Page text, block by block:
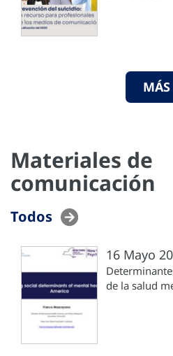
MÁS
Materiales de
comunicación
Todos
16 Mayo
de la salud